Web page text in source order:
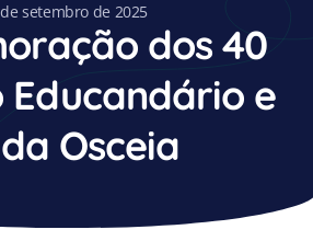
setembro de 2025
dos 40
Educandário e
Osceia